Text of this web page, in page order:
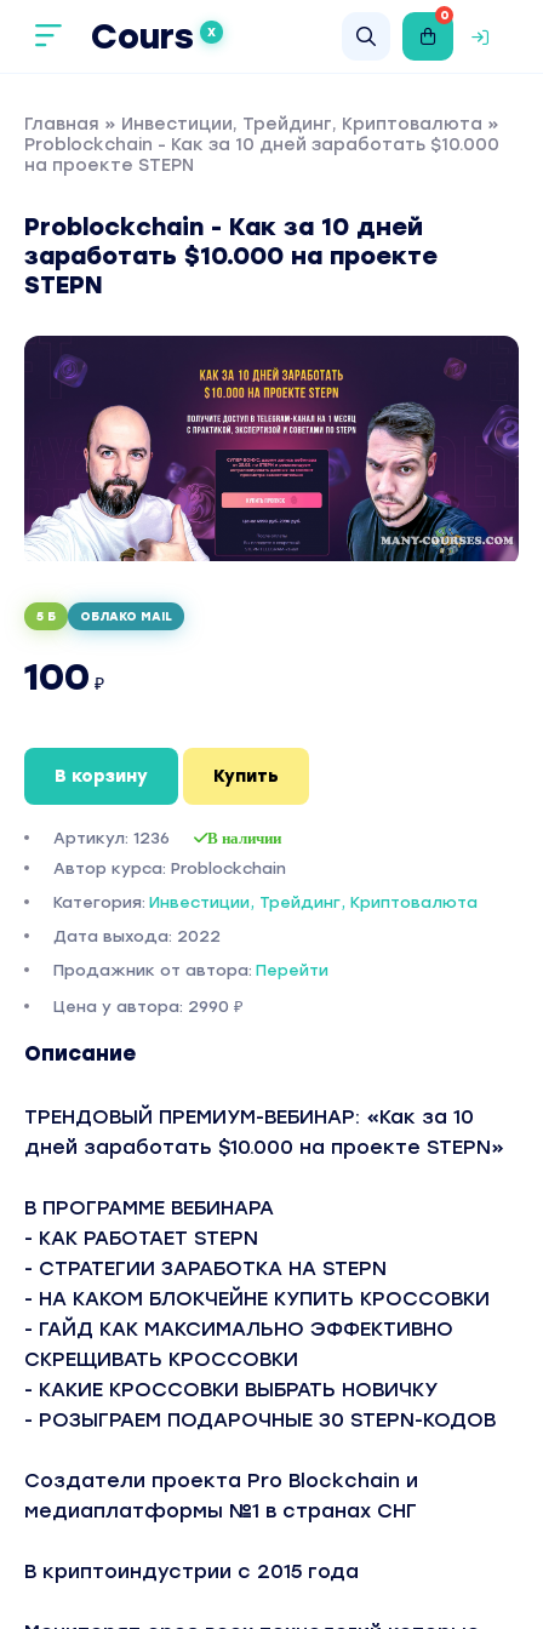
Cours X
0
Главная » Инвестиции, Трейдинг, Криптовалюта »
Problockchain - Как за 10 дней заработать $10.000
на проекте STEPN
Problockchain - Как за 10 дней
заработать $10.000 на проекте
STEPN
5 Б ОБЛАКО MAIL
100 ₽
В корзину Купить
Артикул: 1236 В наличии
Автор курса: Problockchain
Категория: Инвестиции, Трейдинг, Криптовалюта
Дата выхода: 2022
Продажник от автора: Перейти
Цена у автора: 2990 ₽
Описание
ТРЕНДОВЫЙ ПРЕМИУМ-ВЕБИНАР: «Как за 10
дней заработать $10.000 на проекте STEPN»
В ПРОГРАММЕ ВЕБИНАРА
- КАК РАБОТАЕТ STEPN
- СТРАТЕГИИ ЗАРАБОТКА НА STEPN
- НА КАКОМ БЛОКЧЕЙНЕ КУПИТЬ КРОССОВКИ
- ГАЙД КАК МАКСИМАЛЬНО ЭФФЕКТИВНО
СКРЕЩИВАТЬ КРОССОВКИ
- КАКИЕ КРОССОВКИ ВЫБРАТЬ НОВИЧКУ
- РОЗЫГРАЕМ ПОДАРОЧНЫЕ 30 STEPN-КОДОВ
Создатели проекта Pro Blockchain и
медиаплатформы №1 в странах СНГ
В криптоиндустрии с 2015 года